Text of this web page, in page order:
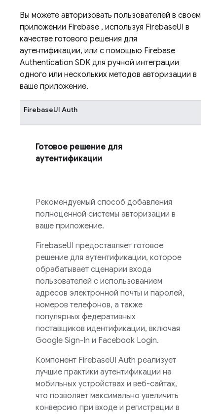
Вы можете авторизовать пользователей в своем
приложении Firebase , используя FirebaseUI в
качестве готового решения для
аутентификации, или с помощью Firebase
Authentication SDK для ручной интеграции
одного или нескольких методов авторизации в
ваше приложение.
FirebaseUI Auth
Готовое решение для
аутентификации
Рекомендуемый способ добавления
полноценной системы авторизации в
ваше приложение.
FirebaseUI предоставляет готовое
решение для аутентификации, которое
обрабатывает сценарии входа
пользователей с использованием
адресов электронной почты и паролей,
номеров телефонов, а также
популярных федеративных
поставщиков идентификации, включая
Google Sign-In и Facebook Login.
Компонент FirebaseUI Auth реализует
лучшие практики аутентификации на
мобильных устройствах и веб-сайтах,
что позволяет максимально увеличить
конверсию при входе и регистрации в